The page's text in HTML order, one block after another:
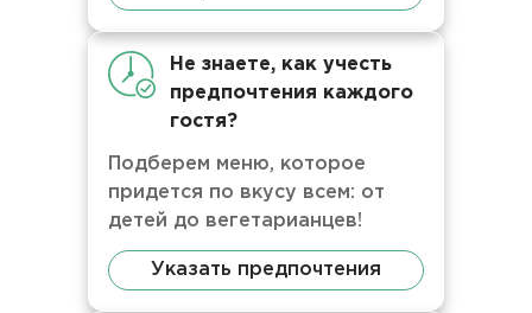
Не знаете, как учесть
предпочтения каждого
гостя?
Подберем меню, которое
придется по вкусу всем: от
детей до вегетарианцев!
Указать предпочтения